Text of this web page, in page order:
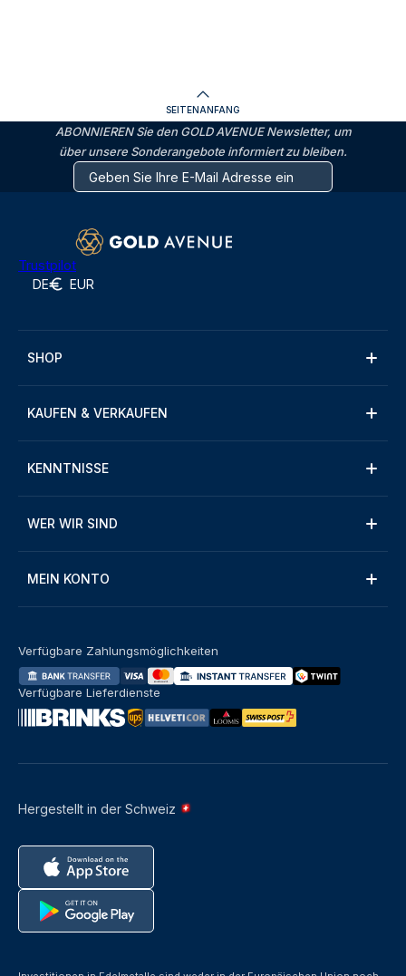
SEITENANFANG
ABONNIEREN Sie den GOLD AVENUE Newsletter, um
über unsere Sonderangebote informiert zu bleiben.
Trustpilot
DE EUR
SHOP
KAUFEN & VERKAUFEN
KENNTNISSE
WER WIR SIND
MEIN KONTO
Hergestellt in der Schweiz
Verfügbare Zahlungsmöglichkeiten
Verfügbare Lieferdienste